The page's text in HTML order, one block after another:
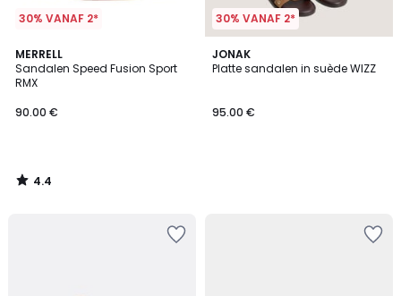
30% VANAF 2*
MERRELL
Sandalen Speed Fusion Sport
RMX
90.00 €
4.4
/ 5
4.4
/
30% VANAF 2*
JONAK
Platte sandalen in suède WIZZ
95.00 €